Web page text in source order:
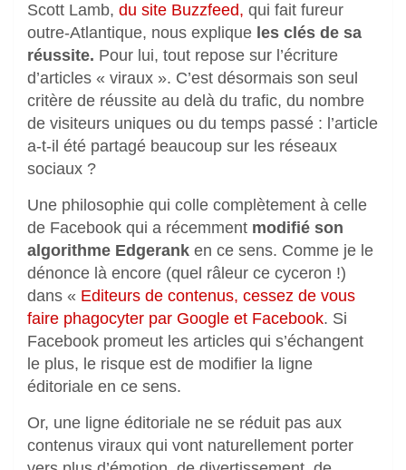
Scott Lamb, du site Buzzfeed, qui fait fureur
outre-Atlantique, nous explique les clés de sa
réussite. Pour lui, tout repose sur l’écriture
d’articles « viraux ». C’est désormais son seul
critère de réussite au delà du trafic, du nombre
de visiteurs uniques ou du temps passé : l’article
a-t-il été partagé beaucoup sur les réseaux
sociaux ?
Une philosophie qui colle complètement à celle
de Facebook qui a récemment modifié son
algorithme Edgerank en ce sens. Comme je le
dénonce là encore (quel râleur ce cyceron !)
dans « Editeurs de contenus, cessez de vous
faire phagocyter par Google et Facebook. Si
Facebook promeut les articles qui s’échangent
le plus, le risque est de modifier la ligne
éditoriale en ce sens.
Or, une ligne éditoriale ne se réduit pas aux
contenus viraux qui vont naturellement porter